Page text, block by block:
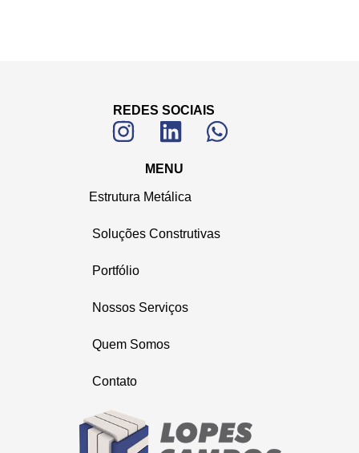
MENU
Estrutura Metálica
Soluções Construtivas
Portfólio
Nossos Serviços
Quem Somos
Contato
REDES SOCIAIS